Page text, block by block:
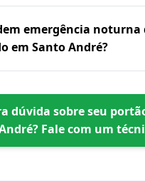
emergência noturna
em Santo André?
dúvida sobre seu
? Fale com um